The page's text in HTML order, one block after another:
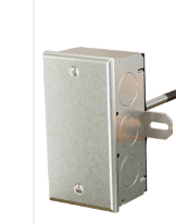
Nhà phân phối
Nhà sản
Cung cấp
Bảo trì – Bảo
Dự án
Bài viết
Hợp tác
Yêu cầu báo giá